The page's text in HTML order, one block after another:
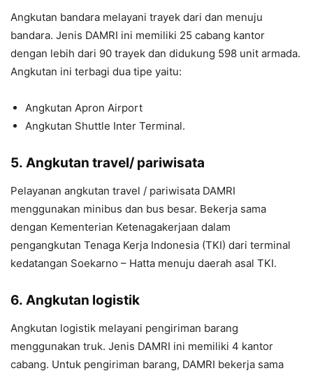
Angkutan bandara melayani trayek dari dan menuju
bandara. Jenis DAMRI ini memiliki 25 cabang kantor
dengan lebih dari 90 trayek dan didukung 598 unit armada.
Angkutan ini terbagi dua tipe yaitu:
Angkutan Apron Airport
Angkutan Shuttle Inter Terminal.
5. Angkutan travel/ pariwisata
Pelayanan angkutan travel / pariwisata DAMRI
menggunakan minibus dan bus besar. Bekerja sama
dengan Kementerian Ketenagakerjaan dalam
pengangkutan Tenaga Kerja Indonesia (TKI) dari terminal
kedatangan Soekarno – Hatta menuju daerah asal TKI.
6. Angkutan logistik
Angkutan logistik melayani pengiriman barang
menggunakan truk. Jenis DAMRI ini memiliki 4 kantor
cabang. Untuk pengiriman barang, DAMRI bekerja sama